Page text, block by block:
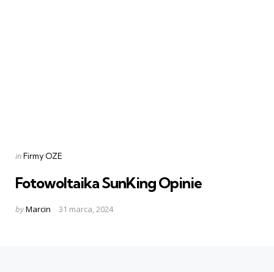
Categories
Posted
inFirmy OZE
Fotowoltaika SunKing Opinie
Posted
byMarcin 31 marca, 2024